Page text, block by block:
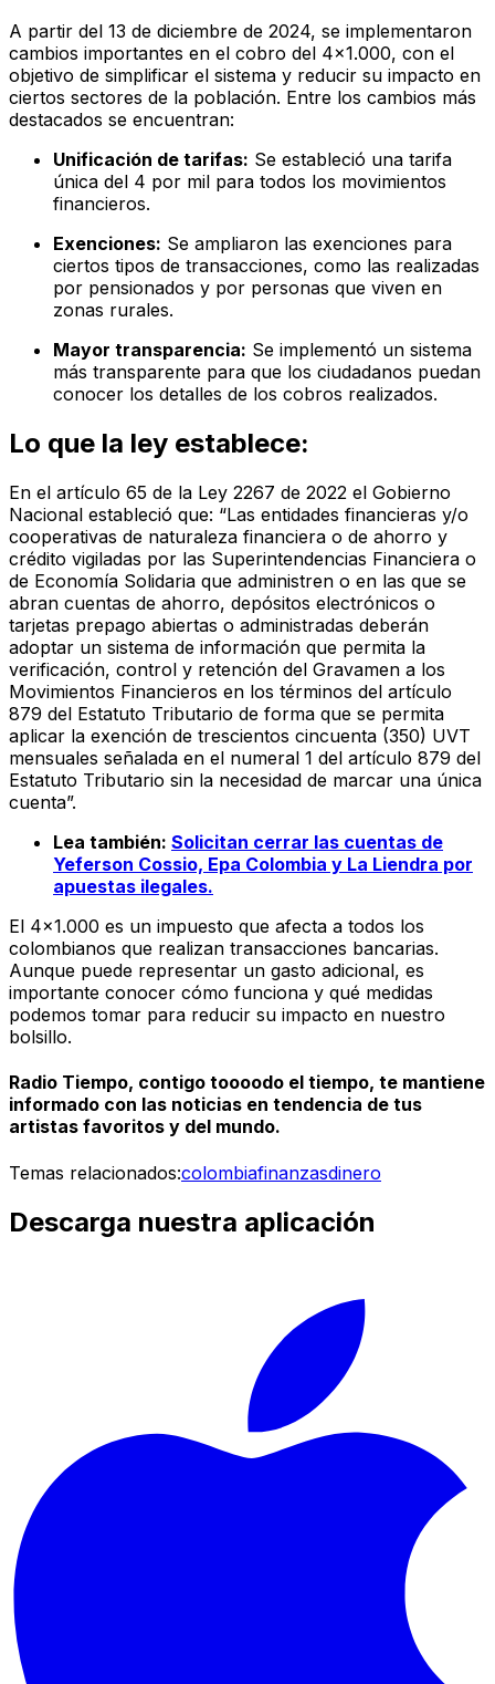
A partir del 13 de diciembre de 2024, se implementaron
cambios importantes en el cobro del 4x1.000, con el
objetivo de simplificar el sistema y reducir su impacto en
ciertos sectores de la población. Entre los cambios más
destacados se encuentran:
Unificación de tarifas: Se estableció una tarifa
única del 4 por mil para todos los movimientos
financieros.
Exenciones: Se ampliaron las exenciones para
ciertos tipos de transacciones, como las realizadas
por pensionados y por personas que viven en
zonas rurales.
Mayor transparencia: Se implementó un sistema
más transparente para que los ciudadanos puedan
conocer los detalles de los cobros realizados.
Lo que la ley establece:
En el artículo 65 de la Ley 2267 de 2022 el Gobierno
Nacional estableció que: “Las entidades financieras y/o
cooperativas de naturaleza financiera o de ahorro y
crédito vigiladas por las Superintendencias Financiera o
de Economía Solidaria que administren o en las que se
abran cuentas de ahorro, depósitos electrónicos o
tarjetas prepago abiertas o administradas deberán
adoptar un sistema de información que permita la
verificación, control y retención del Gravamen a los
Movimientos Financieros en los términos del artículo
879 del Estatuto Tributario de forma que se permita
aplicar la exención de trescientos cincuenta (350) UVT
mensuales señalada en el numeral 1 del artículo 879 del
Estatuto Tributario sin la necesidad de marcar una única
cuenta”.
Lea también: Solicitan cerrar las cuentas de
Yeferson Cossio, Epa Colombia y La Liendra por
apuestas ilegales.
El 4x1.000 es un impuesto que afecta a todos los
colombianos que realizan transacciones bancarias.
Aunque puede representar un gasto adicional, es
importante conocer cómo funciona y qué medidas
podemos tomar para reducir su impacto en nuestro
bolsillo.
Radio Tiempo, contigo toooodo el tiempo, te mantiene
informado con las noticias en tendencia de tus
artistas favoritos y del mundo.
Temas relacionados:colombiafinanzasdinero
Descarga nuestra aplicación